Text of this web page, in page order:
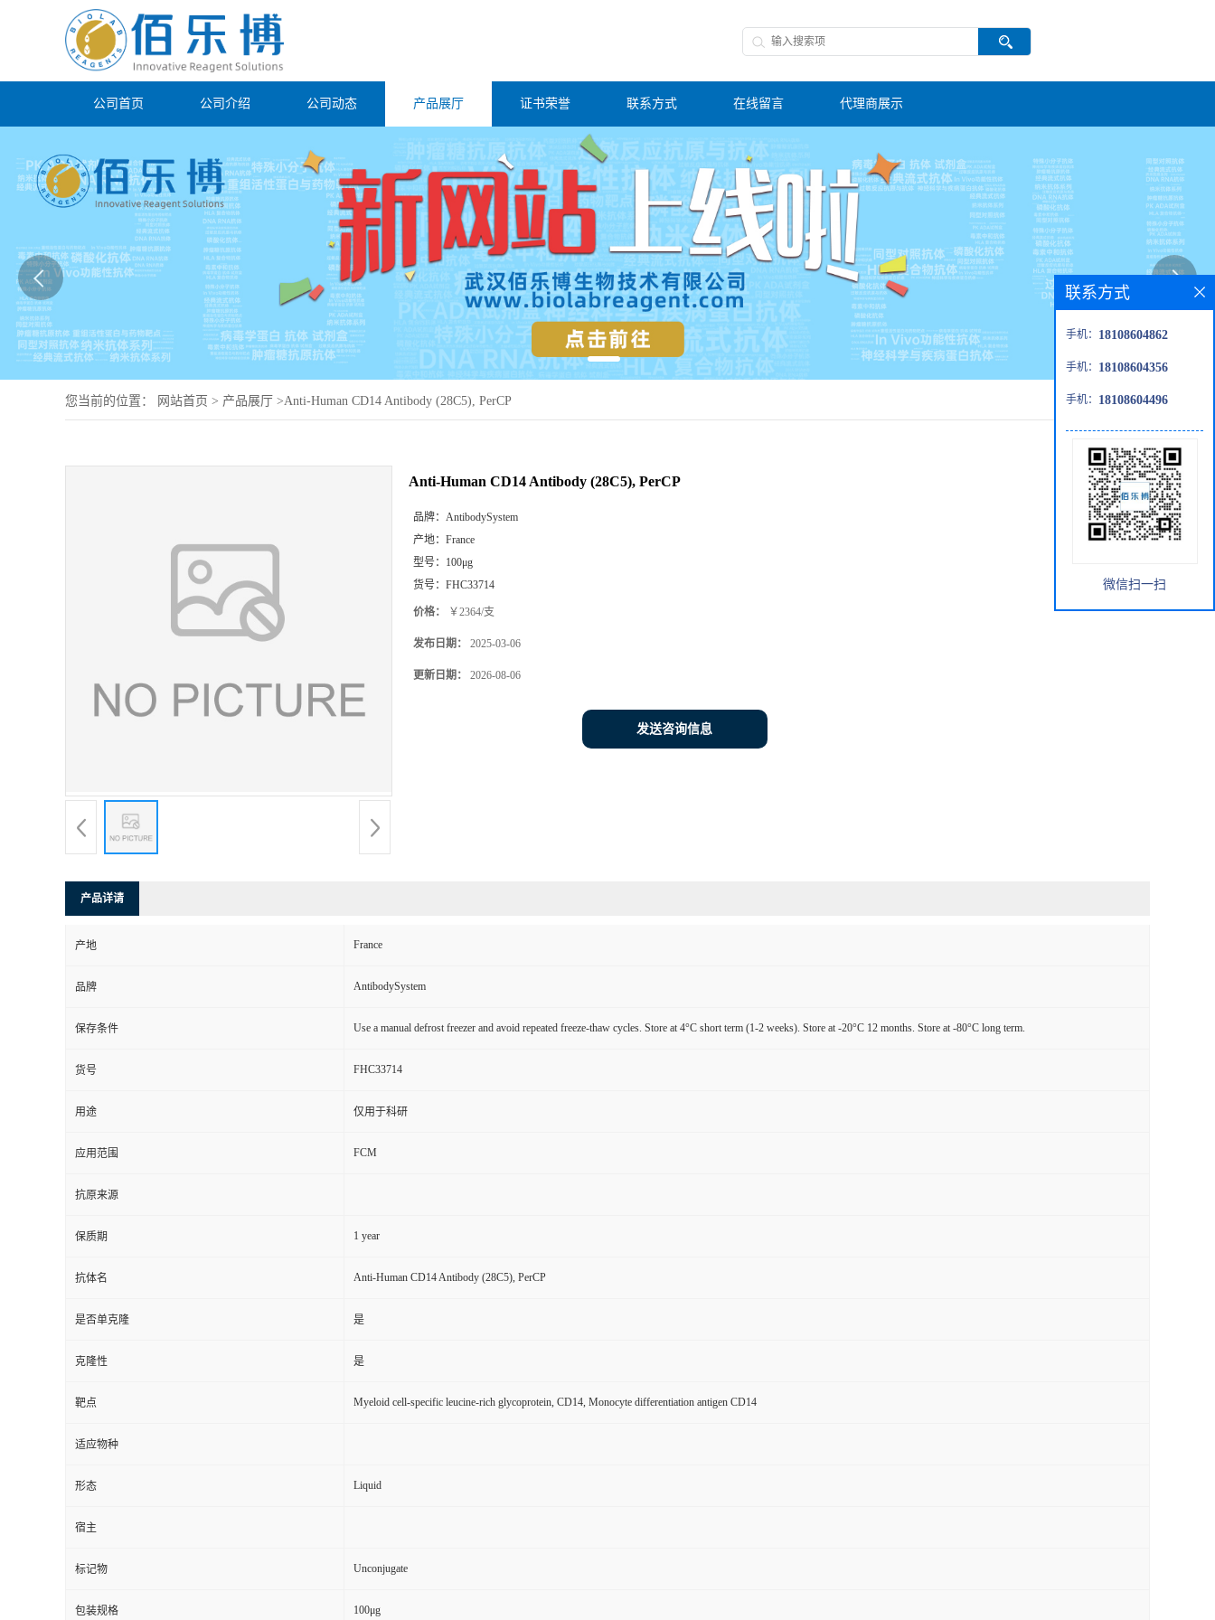
公司首页 公司介绍 公司动态 产品展厅 证书荣誉 联系方式 在线留言 代理商展示
您当前的位置： 网站首页 > 产品展厅 >Anti-Human CD14 Antibody (28C5), PerCP
Anti-Human CD14 Antibody (28C5), PerCP
品牌： AntibodySystem
产地： France
型号： 100μg
货号： FHC33714
价格： ￥2364/支
发布日期： 2025-03-06
更新日期： 2026-08-06
发送咨询信息
产品详请
产地 France
品牌 AntibodySystem
保存条件 Use a manual defrost freezer and avoid repeated freeze-thaw cycles. Store at 4°C short term (1-2 weeks). Store at -20°C 12 months. Store at -80°C long term.
货号 FHC33714
用途 仅用于科研
应用范围 FCM
抗原来源
保质期 1 year
抗体名 Anti-Human CD14 Antibody (28C5), PerCP
是否单克隆 是
克隆性 是
靶点 Myeloid cell-specific leucine-rich glycoprotein, CD14, Monocyte differentiation antigen CD14
适应物种
形态 Liquid
宿主
标记物 Unconjugate
包装规格 100μg
联系方式
手机： 18108604862
手机： 18108604356
手机： 18108604496
微信扫一扫